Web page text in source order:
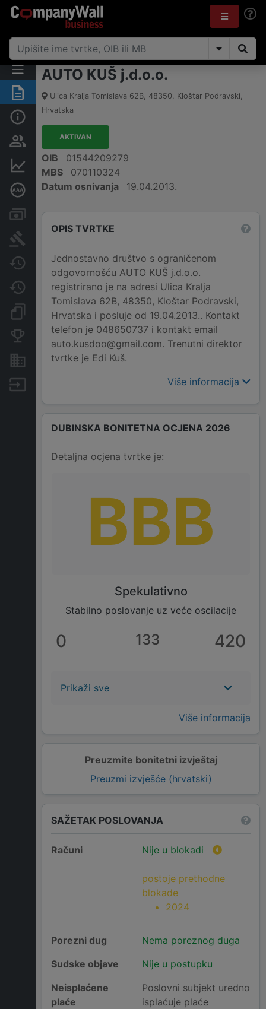
Sažetak
Osobe i vlasništvo
Dubinska bonitetna ocjena
Računi i blokade
Javne nabavke
Promjene
Dokumenti i objave
Konkurentske tvrtke
Nekretnine i imovina
AUTO KUŠ j.d.o.o.
Ulica Kralja Tomislava 62B, 48350, Kloštar Podravski,
Hrvatska
AKTIVAN
OIB
01544209279
MBS
070110324
Datum osnivanja
19.04.2013.
OPIS TVRTKE
Jednostavno društvo s ograničenom
odgovornošću AUTO KUŠ j.d.o.o.
registrirano je na adresi Ulica Kralja
Tomislava 62B, 48350, Kloštar Podravski,
Hrvatska i posluje od 19.04.2013.. Kontakt
telefon je 048650737 i kontakt email
auto.kusdoo@gmail.com. Trenutni direktor
tvrtke je Edi Kuš.
Više informacija
Preuzmite bonitetni izvještaj
Preuzmi izvješće (hrvatski)
DUBINSKA BONITETNA OCJENA 2026
Detaljna ocjena tvrtke je:
BBB
Spekulativno
Stabilno poslovanje uz veće oscilacije
0 133 420
Prikaži sve
Više informacija
SAŽETAK POSLOVANJA
Računi Nije u blokadi
postoje prethodne
blokade
2024
Porezni dug
Nema poreznog duga
Sudske objave
Nije u postupku
Neisplaćene
plaće
Poslovni subjekt uredno
isplaćuje plaće